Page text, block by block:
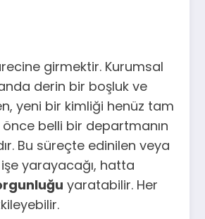
girmektir. Kurumsal
derin bir boşluk ve
yeni bir kimliği henüz tam
belli bir departmanın
Bu süreçte edinilen veya
yarayacağı, hatta
yaratabilir. Her